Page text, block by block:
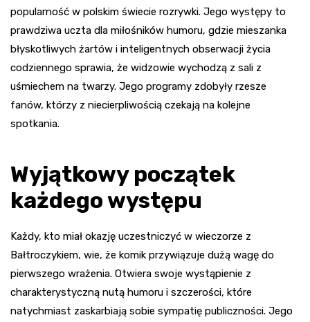
popularność w polskim świecie rozrywki. Jego występy to
prawdziwa uczta dla miłośników humoru, gdzie mieszanka
błyskotliwych żartów i inteligentnych obserwacji życia
codziennego sprawia, że widzowie wychodzą z sali z
uśmiechem na twarzy. Jego programy zdobyły rzesze
fanów, którzy z niecierpliwością czekają na kolejne
spotkania.
Wyjątkowy początek
każdego występu
Każdy, kto miał okazję uczestniczyć w wieczorze z
Bałtroczykiem, wie, że komik przywiązuje dużą wagę do
pierwszego wrażenia. Otwiera swoje wystąpienie z
charakterystyczną nutą humoru i szczerości, które
natychmiast zaskarbiają sobie sympatię publiczności. Jego